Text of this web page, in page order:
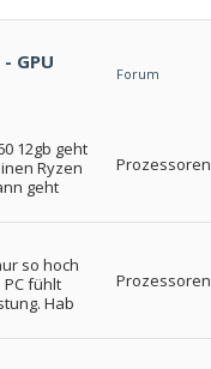
GPU
Forum
12gb geht
Ryzen
geht
Prozessoren
so hoch
fühlt
Hab
Prozessoren